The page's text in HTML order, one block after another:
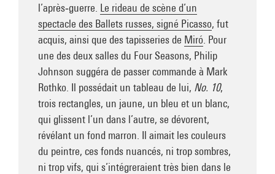
l’après‑guerre. Le rideau de scène d’un
spectacle des Ballets russes, signé Picasso, fut
acquis, ainsi que des tapisseries de Miró . Pour
une des deux salles du Four Seasons, Philip
Johnson suggéra de passer commande à Mark
Rothko. Il possédait un tableau de lui, No. 10,
trois rectangles, un jaune, un bleu et un blanc,
qui glissent l’un dans l’autre, se dévorent,
révélant un fond marron. Il aimait les couleurs
du peintre, ces fonds nuancés, ni trop sombres,
ni trop vifs, qui s’intégreraient très bien dans le